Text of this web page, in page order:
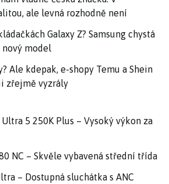
ale levná rozhodně není
Galaxy Z? Samsung chystá
model
Ale kdepak, e-shopy Temu a Shein
zřejmě vyzrály
5 250K Plus – Vysoký výkon za
NC – Skvěle vybavená střední třída
– Dostupná sluchátka s ANC